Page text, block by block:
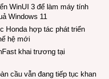
WinUI 3 để làm máy tính
Windows 11
Honda hợp tác phát triển
hệ mới
khai trương tại
cầu vẫn đang tiếp tục khan